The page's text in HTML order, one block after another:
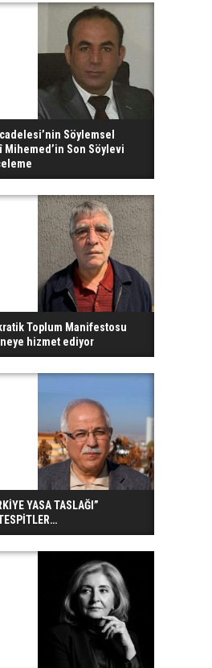
Söylemsel
Mihemed’in Son Söylevi
Toplum Manifestosu
hizmet ediyor
YASA TASLAĞI”